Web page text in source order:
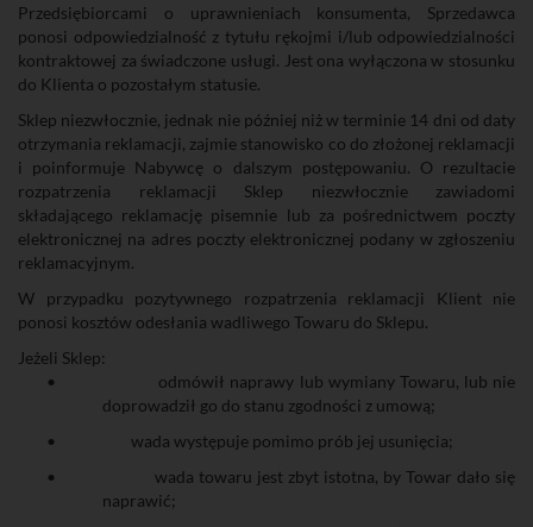
Przedsiębiorcami o uprawnieniach konsumenta, Sprzedawca
ponosi odpowiedzialność z tytułu rękojmi i/lub odpowiedzialności
kontraktowej za świadczone usługi. Jest ona wyłączona w stosunku
do Klienta o pozostałym statusie.
Sklep niezwłocznie, jednak nie później niż w terminie 14 dni od daty
otrzymania reklamacji, zajmie stanowisko co do złożonej reklamacji
i poinformuje Nabywcę o dalszym postępowaniu. O rezultacie
rozpatrzenia reklamacji Sklep niezwłocznie zawiadomi
składającego reklamację pisemnie lub za pośrednictwem poczty
elektronicznej na adres poczty elektronicznej podany w zgłoszeniu
reklamacyjnym.
W przypadku pozytywnego rozpatrzenia reklamacji Klient nie
ponosi kosztów odesłania wadliwego Towaru do Sklepu.
Jeżeli Sklep:
•
odmówił naprawy lub wymiany Towaru, lub nie
doprowadził go do stanu zgodności z umową;
•
wada występuje pomimo prób jej usunięcia;
•
wada towaru jest zbyt istotna, by Towar dało się
naprawić;